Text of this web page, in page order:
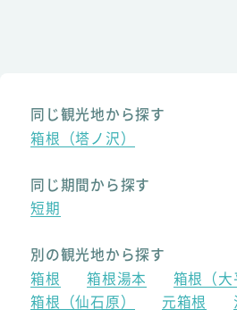
同じ観光地から探す
箱根（塔ノ沢）
同じ期間から探す
短期
別の観光地から探す
箱根
箱根湯本 箱根（大
箱根（仙石原）
元箱根